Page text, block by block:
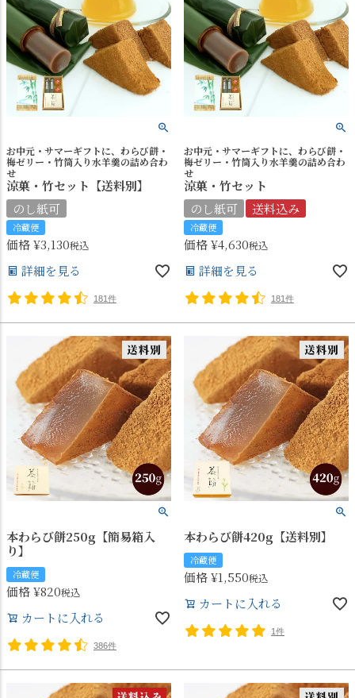
お中元・サマーギフトに、わらび餅・
梅ゼリー・竹筒入り水羊羹の詰め合わ
せ
涼菓・竹セット【送料別】
のし紙可
冷蔵便
価格¥3,130税込
詳細を見る
181件
お中元・サマーギフトに、わらび餅・
梅ゼリー・竹筒入り水羊羹の詰め合わ
せ
涼菓・竹セット
のし紙可
送料込み
冷蔵便
価格¥4,630税込
詳細を見る
181件
本わらび餅250g【簡易箱入
り】
冷蔵便
価格¥820税込
カートに入れる
386件
本わらび餅420g【送料別】
冷蔵便
価格¥1,550税込
カートに入れる
1件